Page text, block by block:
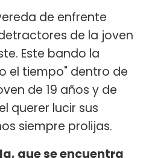
de enfrente
de la joven
Este bando la
el tiempo" dentro de
de 19 años y de
querer lucir sus
siempre prolijas.
que se encuentra